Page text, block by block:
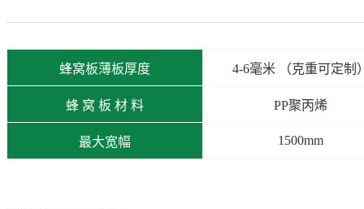
蜂窝板薄板厚度 4-6毫米 （克重可定制
蜂 窝 板 材 料 PP聚丙烯
最大宽幅 1500mm